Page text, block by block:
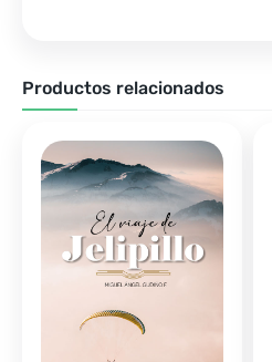
Productos relacionados